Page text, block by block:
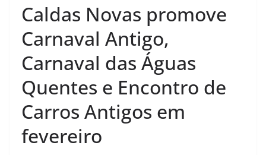
Caldas Novas promove
Carnaval Antigo,
Carnaval das Águas
Quentes e Encontro de
Carros Antigos em
fevereiro